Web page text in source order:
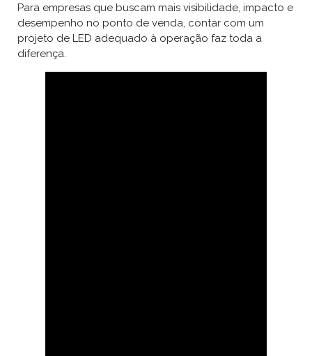
Para empresas que buscam mais visibilidade, impacto e
desempenho no ponto de venda, contar com um
projeto de LED adequado à operação faz toda a
diferença.